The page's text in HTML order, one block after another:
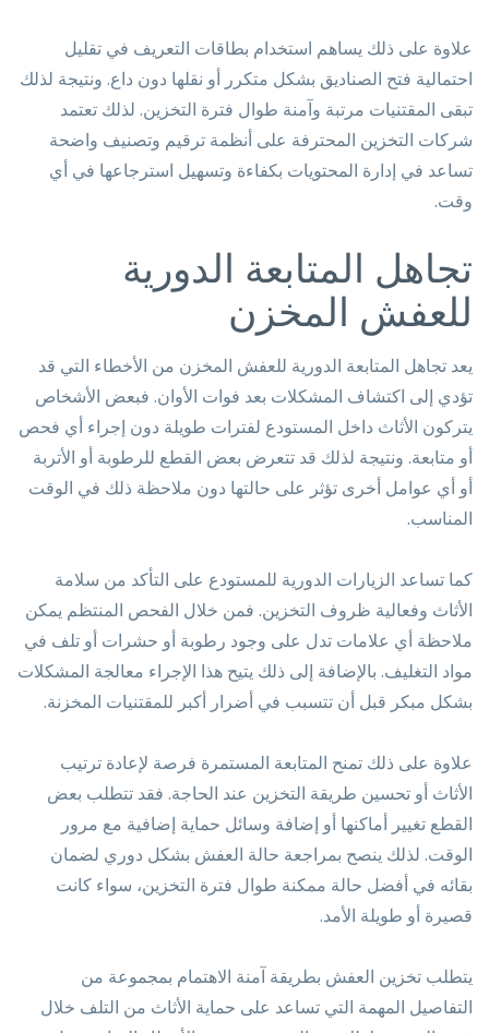
علاوة على ذلك يساهم استخدام بطاقات التعريف في تقليل
احتمالية فتح الصناديق بشكل متكرر أو نقلها دون داع. ونتيجة لذلك
تبقى المقتنيات مرتبة وآمنة طوال فترة التخزين. لذلك تعتمد
شركات التخزين المحترفة على أنظمة ترقيم وتصنيف واضحة
تساعد في إدارة المحتويات بكفاءة وتسهيل استرجاعها في أي
وقت.
تجاهل المتابعة الدورية
للعفش المخزن
يعد تجاهل المتابعة الدورية للعفش المخزن من الأخطاء التي قد
تؤدي إلى اكتشاف المشكلات بعد فوات الأوان. فبعض الأشخاص
يتركون الأثاث داخل المستودع لفترات طويلة دون إجراء أي فحص
أو متابعة. ونتيجة لذلك قد تتعرض بعض القطع للرطوبة أو الأتربة
أو أي عوامل أخرى تؤثر على حالتها دون ملاحظة ذلك في الوقت
المناسب.
كما تساعد الزيارات الدورية للمستودع على التأكد من سلامة
الأثاث وفعالية ظروف التخزين. فمن خلال الفحص المنتظم يمكن
ملاحظة أي علامات تدل على وجود رطوبة أو حشرات أو تلف في
مواد التغليف. بالإضافة إلى ذلك يتيح هذا الإجراء معالجة المشكلات
بشكل مبكر قبل أن تتسبب في أضرار أكبر للمقتنيات المخزنة.
علاوة على ذلك تمنح المتابعة المستمرة فرصة لإعادة ترتيب
الأثاث أو تحسين طريقة التخزين عند الحاجة. فقد تتطلب بعض
القطع تغيير أماكنها أو إضافة وسائل حماية إضافية مع مرور
الوقت. لذلك ينصح بمراجعة حالة العفش بشكل دوري لضمان
بقائه في أفضل حالة ممكنة طوال فترة التخزين، سواء كانت
قصيرة أو طويلة الأمد.
يتطلب تخزين العفش بطريقة آمنة الاهتمام بمجموعة من
التفاصيل المهمة التي تساعد على حماية الأثاث من التلف خلال